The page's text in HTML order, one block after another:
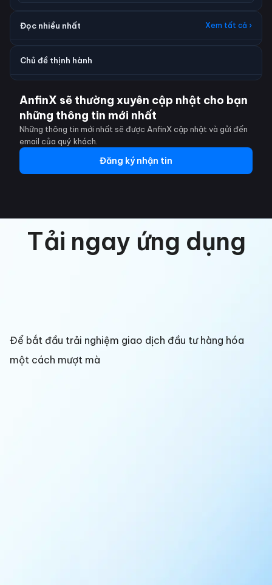
Đọc nhiều nhất Xem tất cả ›
Chủ đề thịnh hành
AnfinX sẽ thường xuyên cập nhật cho bạn
những thông tin mới nhất
Những thông tin mới nhất sẽ được AnfinX cập nhật và gửi đến
email của quý khách.
Đăng ký nhận tin
Tải ngay ứng dụng
Để bắt đầu trải nghiệm giao dịch đầu tư hàng hóa
một cách mượt mà